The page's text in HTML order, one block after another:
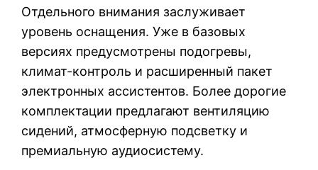
Отдельного внимания заслуживает
уровень оснащения. Уже в базовых
версиях предусмотрены подогревы,
климат-контроль и расширенный пакет
электронных ассистентов. Более дорогие
комплектации предлагают вентиляцию
сидений, атмосферную подсветку и
премиальную аудиосистему.